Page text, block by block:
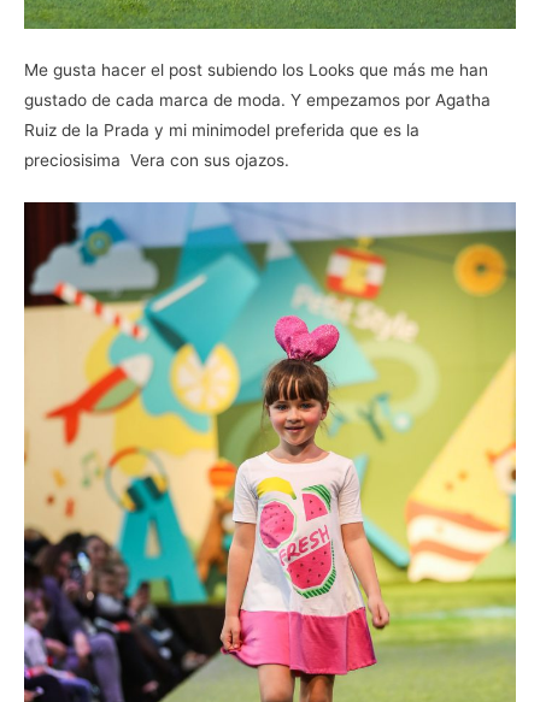
Me gusta hacer el post subiendo los Looks que más me han
gustado de cada marca de moda. Y empezamos por Agatha
Ruiz de la Prada y mi minimodel preferida que es la
preciosisima Vera con sus ojazos.